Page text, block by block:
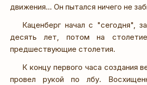
движения... Он пытался ничего не
Каценберг начал с "сегодня",
десять лет, потом на
предшествующие столетия.
К концу первого часа создания
провел рукой по лбу.